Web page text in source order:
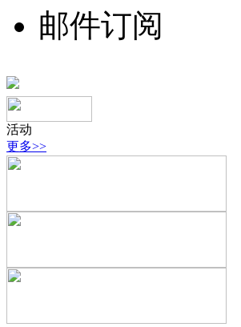
邮件订阅
活动
更多>>